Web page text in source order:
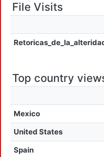
File Visits
Top country
Mexico
United States
Spain